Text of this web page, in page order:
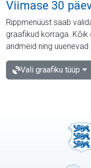
Viimase 30
Rippmenüüst saab
graafikud korraga.
andmeid ning uuenevad
Vali graafiku tüüp